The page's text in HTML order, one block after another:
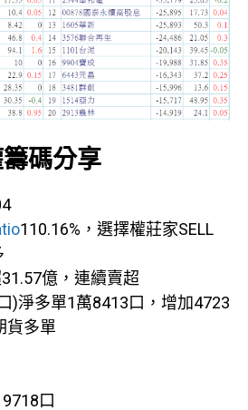
碼分享
110.16%，選擇權莊家SELL
億，連續賣超
)淨多單1萬8413口，增加4723
貨多單
口